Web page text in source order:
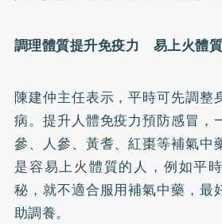
調理體質提升免疫力 易上火體
陳建仲主任表示，平時可先調整
病。提升人體免疫力預防感冒，
參、人參、黃耆、紅棗等補氣中
是容易上火體質的人，例如平
秘，就不適合服用補氣中藥，最
助調養。